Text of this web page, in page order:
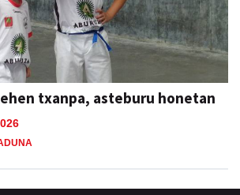
txanpa, asteburu honetan